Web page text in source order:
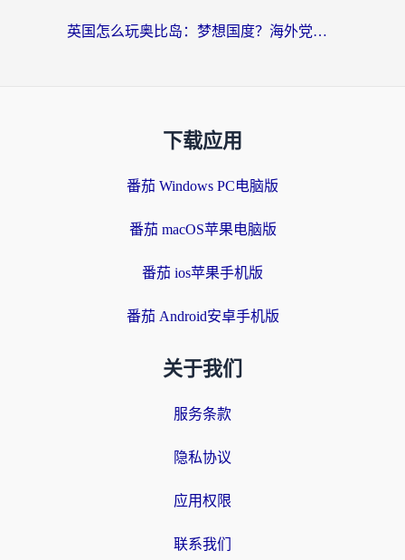
英国怎么玩奥比岛：梦想国度？海外党不卡攻略+加速器选择秘籍
下载应用
番茄 Windows PC电脑版
番茄 macOS苹果电脑版
番茄 ios苹果手机版
番茄 Android安卓手机版
关于我们
服务条款
隐私协议
应用权限
联系我们